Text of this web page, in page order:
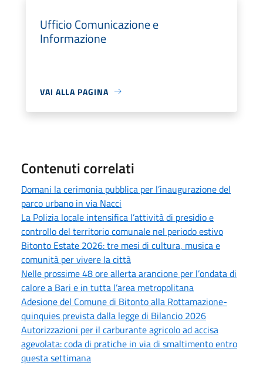
Ufficio Comunicazione e
Informazione
VAI ALLA PAGINA
Contenuti correlati
Domani la cerimonia pubblica per l’inaugurazione del
parco urbano in via Nacci
La Polizia locale intensifica l’attività di presidio e
controllo del territorio comunale nel periodo estivo
Bitonto Estate 2026: tre mesi di cultura, musica e
comunità per vivere la città
Nelle prossime 48 ore allerta arancione per l’ondata di
calore a Bari e in tutta l’area metropolitana
Adesione del Comune di Bitonto alla Rottamazione-
quinquies prevista dalla legge di Bilancio 2026
Autorizzazioni per il carburante agricolo ad accisa
agevolata: coda di pratiche in via di smaltimento entro
questa settimana